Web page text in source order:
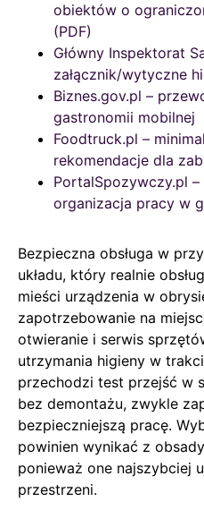
obiektów o
(PDF)
Główny Inspektorat
załącznik/wytyczne
Biznes.gov.pl –
gastronomii mobilnej
Foodtruck.pl –
rekomendacje dla
PortalSpozywczy.pl
organizacja pracy w
Bezpieczna obsługa w
układu, który realnie
mieści urządzenia w
zapotrzebowanie na
otwieranie i serwis
utrzymania higieny w
przechodzi test przejść w
bez demontażu, zwykle
bezpieczniejszą pracę.
powinien wynikać z
ponieważ one najszybciej
przestrzeni.